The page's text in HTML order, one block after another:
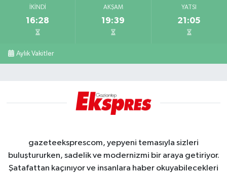
İKINDI
16:28
AKŞAM
19:39
YATSI
21:05
Aylık Vakitler
gazeteeksprescom, yepyeni temasıyla sizleri
buluştururken, sadelik ve modernizmi bir araya getiriyor.
Şatafattan kaçınıyor ve insanlara haber okuyabilecekleri